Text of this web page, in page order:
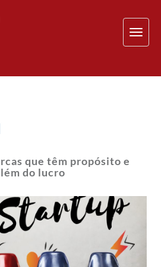
que têm propósito e
do lucro